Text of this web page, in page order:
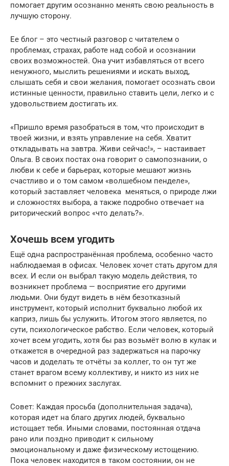
помогает другим осознанно менять свою реальность в
лучшую сторону.
Ее блог – это честный разговор с читателем о
проблемах, страхах, работе над собой и осознании
своих возможностей. Она учит избавляться от всего
ненужного, мыслить решениями и искать выход,
слышать себя и свои желания, помогает осознать свои
истинные ценности, правильно ставить цели, легко и с
удовольствием достигать их.
«Пришло время разобраться в том, что происходит в
твоей жизни, и взять управление на себя. Хватит
откладывать на завтра. Живи сейчас!», – настаивает
Ольга. В своих постах она говорит о самопознании, о
любви к себе и барьерах, которые мешают жизнь
счастливо и о том самом «волшебном пенделе»,
который заставляет человека меняться, о природе лжи
и сложностях выбора, а также подробно отвечает на
риторический вопрос «что делать?».
Хочешь всем угодить
Ещё одна распространённая проблема, особенно часто
наблюдаемая в офисах. Человек хочет стать другом для
всех. И если он выбрал такую модель действия, то
возникнет проблема — восприятие его другими
людьми. Они будут видеть в нём безотказный
инструмент, который исполнит буквально любой их
каприз, лишь бы услужить. Итогом этого является, по
сути, психологическое рабство. Если человек, который
хочет всем угодить, хотя бы раз возьмёт волю в кулак и
откажется в очередной раз задержаться на парочку
часов и доделать те отчёты за коллег, то он тут же
станет врагом всему коллективу, и никто из них не
вспомнит о прежних заслугах.
Совет: Каждая просьба (дополнительная задача),
которая идет на благо других людей, буквально
истощает тебя. Иными словами, постоянная отдача
рано или поздно приводит к сильному
эмоциональному и даже физическому истощению.
Пока человек находится в таком состоянии, он не